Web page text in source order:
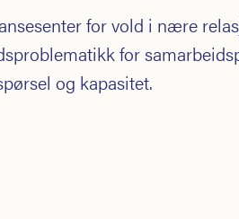
for vold i nære
for
og kapasitet.